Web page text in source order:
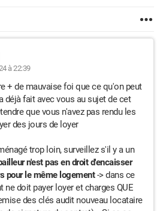
à 22:39
+ de mauvaise foi que ce qu'on peut
déjà fait avec vous au sujet de cet
que vous n'avez pas rendu les
des jours de loyer
trop loin, surveillez s'il y a un
n'est pas en droit d'encaisser
pour le même logement-> dans ce
doit payer loyer et charges QUE
des clés audit nouveau locataire